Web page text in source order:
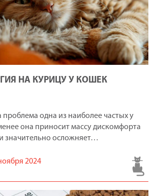
НА КУРИЦУ У КОШЕК
проблема одна из наиболее частых у
она приносит массу дискомфорта
значительно осложняет…
2024